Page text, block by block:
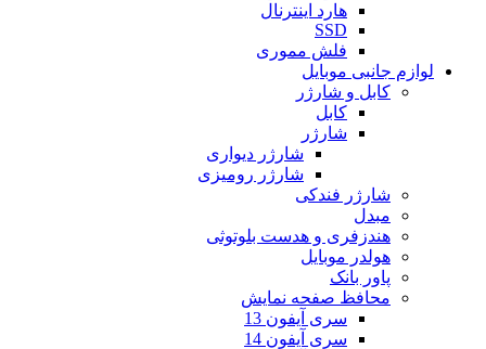
هارد اینترنال
SSD
فلش مموری
لوازم جانبی موبایل
کابل و شارژر
کابل
شارژر
شارژر دیواری
شارژر رومیزی
شارژر فندکی
مبدل
هندزفری و هدست بلوتوثی
هولدر موبایل
پاور بانک
محافظ صفحه نمایش
سری آیفون 13
سری آیفون 14